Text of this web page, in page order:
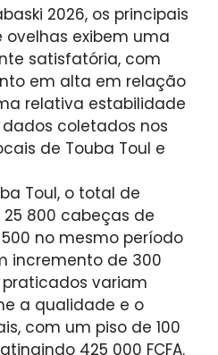
2026, os principais
exibem uma
satisfatória, com
em alta em relação
relativa estabilidade
coletados nos
de Touba Toul e
Toul, o total de
800 cabeças de
no mesmo período
incremento de 300
variam
a qualidade e o
com um piso de 100
425 000 FCFA.